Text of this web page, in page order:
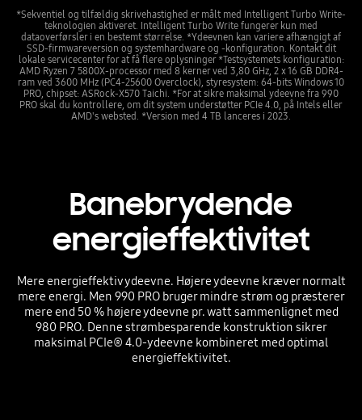
*Sekventiel og tilfældig skrivehastighed er målt med Intelligent Turbo Write-
teknologien aktiveret. Intelligent Turbo Write fungerer kun med
dataoverførsler i en bestemt størrelse. *Ydeevnen kan variere afhængigt af
SSD-firmwareversion og systemhardware og -konfiguration. Kontakt dit
lokale servicecenter for at få flere oplysninger *Testsystemets konfiguration:
AMD Ryzen 7 5800X-processor med 8 kerner ved 3,80 GHz, 2 x 16 GB DDR4-
ram ved 3600 MHz (PC4-25600 Overclock), styresystem: 64-bits Windows 10
PRO, chipset: ASRock-X570 Taichi. *For at sikre maksimal ydeevne fra 990
PRO skal du kontrollere, om dit system understøtter PCIe 4.0, på Intels eller
AMD's websted. *Version med 4 TB lanceres i 2023.
Banebrydende
energieffektivitet
Mere energieffektiv ydeevne. Højere ydeevne kræver normalt
mere energi. Men 990 PRO bruger mindre strøm og præsterer
mere end 50 % højere ydeevne pr. watt sammenlignet med
980 PRO. Denne strømbesparende konstruktion sikrer
maksimal PCIe® 4.0-ydeevne kombineret med optimal
energieffektivitet.